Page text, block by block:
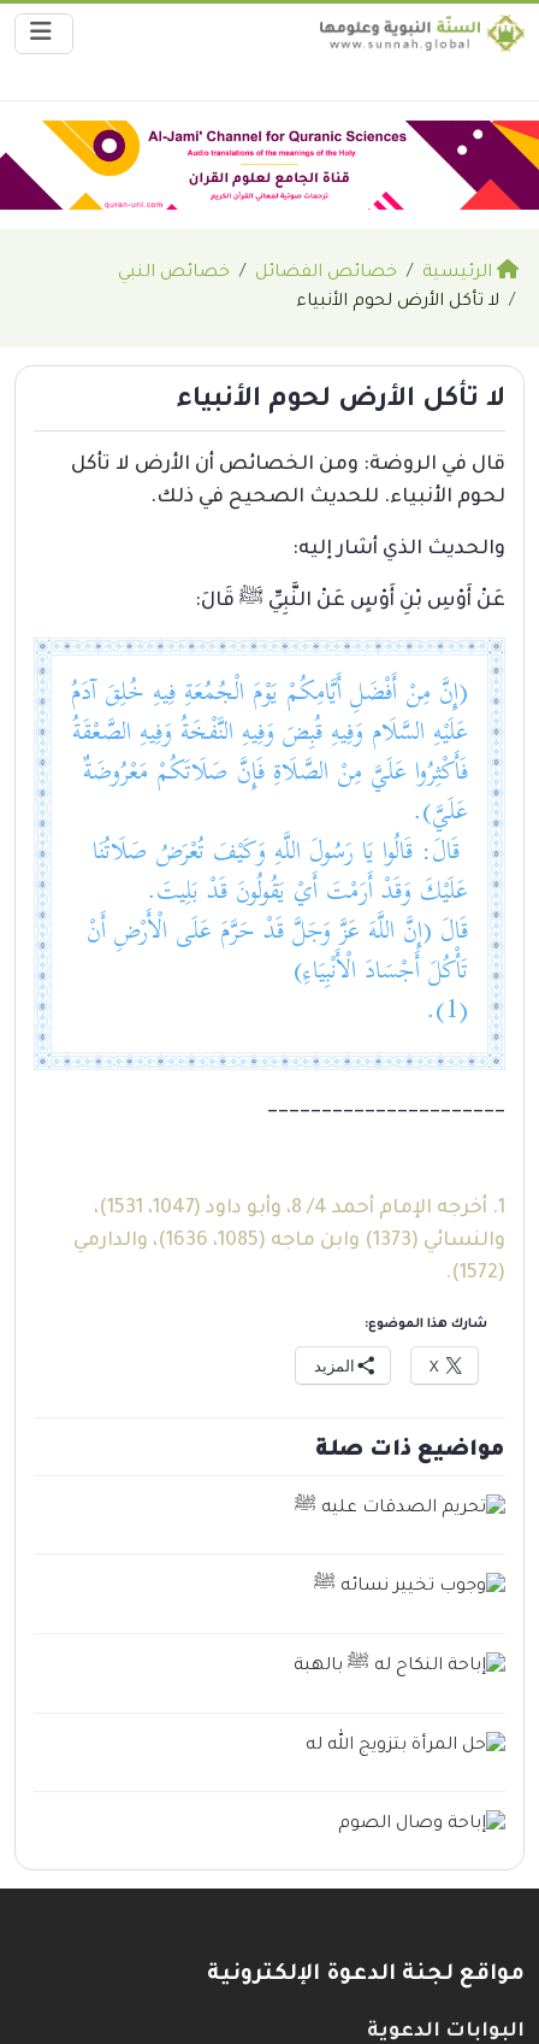
الرئيسية خصائص الفضائل
خصائص النبي
لا تأكل الأرض لحوم الأنبياء
لا تأكل الأرض لحوم الأنبياء
قال في الروضة: ومن الخصائص أن الأرض لا تأكل
لحوم الأنبياء. للحديث الصحيح في ذلك.
والحديث الذي أشار إليه:
عَنْ أَوْسِ بْنِ أَوْسٍ عَنْ النَّبِيِّ ﷺ قَالَ:
(إِنَّ مِنْ أَفْضَلِ أَيَّامِكُمْ يَوْمَ الْجُمُعَةِ فِيهِ خُلِقَ آدَمُ
عَلَيْهِ السَّلَام وَفِيهِ قُبِضَ وَفِيهِ النَّفْخَةُ وَفِيهِ الصَّعْقَةُ
فَأَكْثِرُوا عَلَيَّ مِنْ الصَّلَاةِ فَإِنَّ صَلَاتَكُمْ مَعْرُوضَةٌ
عَلَيَّ).
قَالَ: قَالُوا يَا رَسُولَ اللَّهِ وَكَيْفَ تُعْرَضُ صَلَاتُنَا
عَلَيْكَ وَقَدْ أَرَمْتَ أَيْ يَقُولُونَ قَدْ بَلِيتَ.
قَالَ (إِنَّ اللَّهَ عَزَّ وَجَلَّ قَدْ حَرَّمَ عَلَى الْأَرْضِ أَنْ
تَأْكُلَ أَجْسَادَ الْأَنْبِيَاءِ)
(1).
______________________
1. أخرجه الإمام أحمد 4/ 8، وأبو داود (1047، 1531)،
والنسائي (1373) وابن ماجه (1085، 1636)، والدارمي
(1572).
شارك هذا الموضوع:
X المزيد
مواضيع ذات صلة
مواقع لجنة الدعوة الإلكترونية
البوابات الدعوية